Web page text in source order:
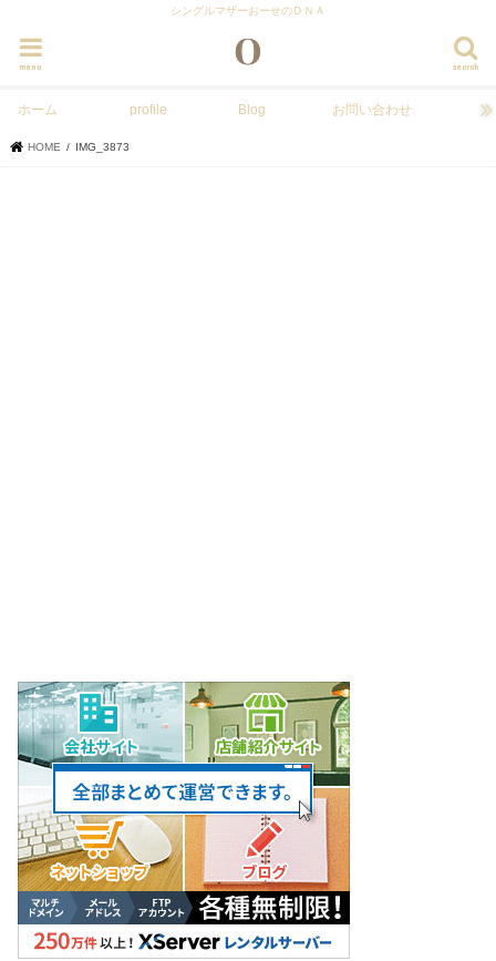
シングルマザーおーせのＤＮＡ
search
menu
ホーム profile Blog お問い合わせ
HOME IMG_3873